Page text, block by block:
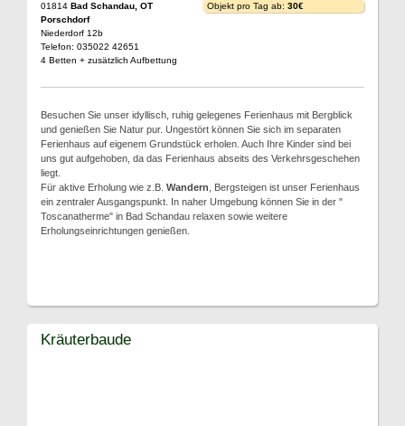
01814 Bad Schandau, OT
Porschdorf
Niederdorf 12b
Telefon: 035022 42651
4 Betten + zusätzlich Aufbettung
Objekt pro Tag ab: 30€
Besuchen Sie unser idyllisch, ruhig gelegenes Ferienhaus mit Bergblick
und genießen Sie Natur pur. Ungestört können Sie sich im separaten
Ferienhaus auf eigenem Grundstück erholen. Auch Ihre Kinder sind bei
uns gut aufgehoben, da das Ferienhaus abseits des Verkehrsgeschehen
liegt.
Für aktive Erholung wie z.B. Wandern , Bergsteigen ist unser Ferienhaus
ein zentraler Ausgangspunkt. In naher Umgebung können Sie in der "
Toscanatherme" in Bad Schandau relaxen sowie weitere
Erholungseinrichtungen genießen.
Kräuterbaude